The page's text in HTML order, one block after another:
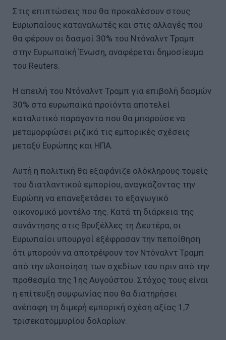
Στις επιπτώσεις που θα προκαλέσουν στους
Ευρωπαίους καταναλωτές και στις αλλαγές που
θα φέρουν οι δασμοί 30% του Ντόναλντ Τραμπ
στην Ευρωπαϊκή Ένωση, αναφέρεται δημοσίευμα
του Reuters.
Η απειλή του Ντόναλντ Τραμπ για επιβολή δασμών
30% στα ευρωπαϊκά προϊόντα αποτελεί
καταλυτικό παράγοντα που θα μπορούσε να
μεταμορφώσει ριζικά τις εμπορικές σχέσεις
μεταξύ Ευρώπης και ΗΠΑ.
Αυτή η πολιτική θα εξαφάνιζε ολόκληρους τομείς
του διατλαντικού εμπορίου, αναγκάζοντας την
Ευρώπη να επανεξετάσει το εξαγωγικό
οικονομικό μοντέλο της. Κατά τη διάρκεια της
συνάντησης στις Βρυξέλλες τη Δευτέρα, οι
Ευρωπαίοι υπουργοί εξέφρασαν την πεποίθηση
ότι μπορούν να αποτρέψουν τον Ντόναλντ Τραμπ
από την υλοποίηση των σχεδίων του πριν από την
προθεσμία της 1ης Αυγούστου. Στόχος τους είναι
η επίτευξη συμφωνίας που θα διατηρήσει
ανέπαφη τη διμερή εμπορική σχέση αξίας 1,7
τρισεκατομμυρίου δολαρίων.